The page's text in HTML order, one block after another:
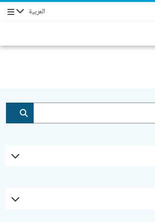
العربية التنقل
إضافة